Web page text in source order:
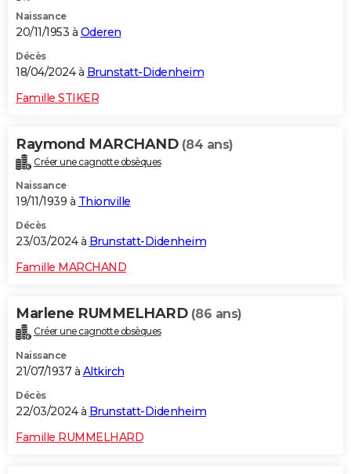
Naissance
20/11/1953 à Oderen
Décès
18/04/2024 à Brunstatt-Didenheim
Famille STIKER
Raymond MARCHAND (84 ans)
Créer une cagnotte obsèques
Naissance
19/11/1939 à Thionville
Décès
23/03/2024 à Brunstatt-Didenheim
Famille MARCHAND
Marlene RUMMELHARD (86 ans)
Créer une cagnotte obsèques
Naissance
21/07/1937 à Altkirch
Décès
22/03/2024 à Brunstatt-Didenheim
Famille RUMMELHARD